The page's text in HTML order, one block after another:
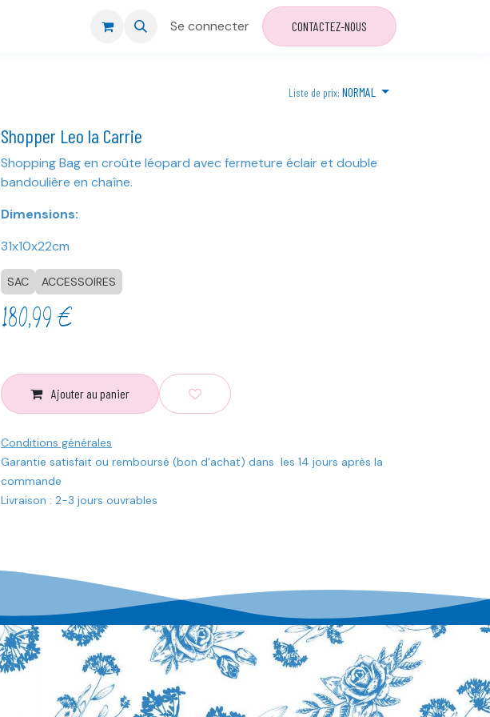
Livraison et retour Se connecter CONTACTEZ-NOUS
Liste de prix: NORMAL
Shopper Leo la Carrie
Shopping Bag en croûte léopard avec fermeture éclair et double
bandoulière en chaîne.
Dimensions:
31x10x22cm
SAC ACCESSOIRES
180,99€
Ajouter au panier
Conditions générales
Garantie satisfait ou remboursé (bon d'achat) dans les 14 jours après la
commande
Livraison : 2-3 jours ouvrables